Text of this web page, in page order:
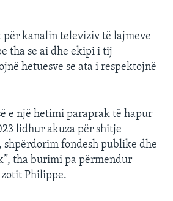
për kanalin televiziv të lajmeve
tha se ai dhe ekipi i tij
hetuesve se ata i respektojnë
e një hetimi paraprak të hapur
lidhur akuza për shitje
fondesh publike dhe
tha burimi pa përmendur
Philippe.